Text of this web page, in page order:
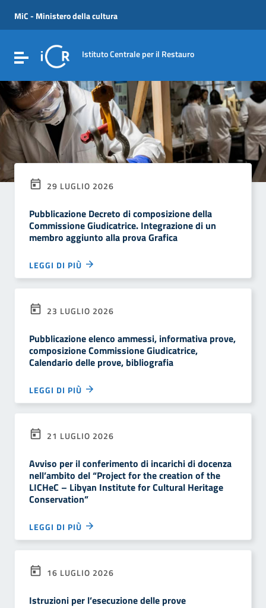
Vai al menu di navigazione
Vai al footer
MiC - Ministero della cultura
Attiva / disattiva la navigazione
Istituto Centrale per il Restauro
29 LUGLIO 2026
Pubblicazione Decreto di composizione della
Commissione Giudicatrice. Integrazione di un
membro aggiunto alla prova Grafica
LEGGI DI PIÙ
23 LUGLIO 2026
Pubblicazione elenco ammessi, informativa prove,
composizione Commissione Giudicatrice,
Calendario delle prove, bibliografia
LEGGI DI PIÙ
21 LUGLIO 2026
Avviso per il conferimento di incarichi di docenza
nell’ambito del “Project for the creation of the
LICHeC – Libyan Institute for Cultural Heritage
Conservation”
LEGGI DI PIÙ
16 LUGLIO 2026
Istruzioni per l’esecuzione delle prove